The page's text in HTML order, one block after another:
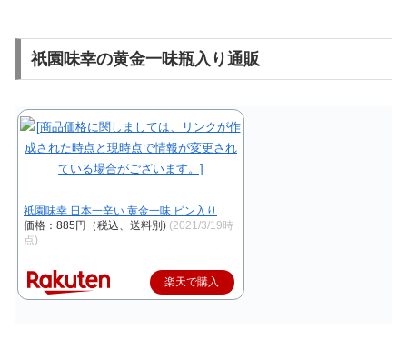
祇園味幸の黄金一味瓶入り通販
祇園味幸 日本一辛い 黄金一味 ビン入り
価格：885円（税込、送料別) (2021/3/19時
点)
楽天で購入